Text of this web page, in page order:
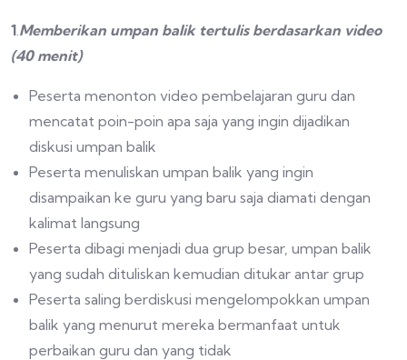
1 Memberikan umpan balik tertulis berdasarkan video
(40 menit)
Peserta menonton video pembelajaran guru dan
mencatat poin-poin apa saja yang ingin dijadikan
diskusi umpan balik
Peserta menuliskan umpan balik yang ingin
disampaikan ke guru yang baru saja diamati dengan
kalimat langsung
Peserta dibagi menjadi dua grup besar, umpan balik
yang sudah dituliskan kemudian ditukar antar grup
Peserta saling berdiskusi mengelompokkan umpan
balik yang menurut mereka bermanfaat untuk
perbaikan guru dan yang tidak